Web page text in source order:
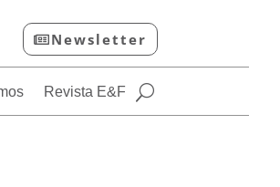
Newsletter
Revista E&F